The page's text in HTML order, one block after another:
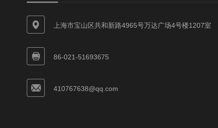
上海市宝山区共和新路4965号万达广场4号楼1207室
86-021-51693675
410767638@qq.com